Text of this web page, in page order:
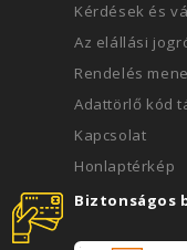
Kérdések és
Az elállási
Rendelés
Adattörlő kód
Kapcsolat
Honlaptérkép
Biztonságos